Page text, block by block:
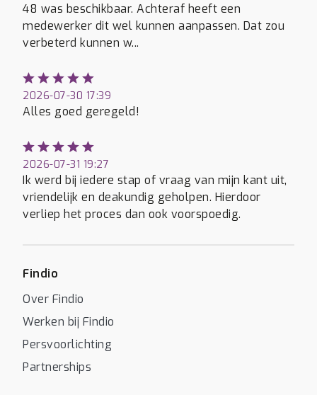
48 was beschikbaar. Achteraf heeft een
medewerker dit wel kunnen aanpassen. Dat zou
verbeterd kunnen w...
2026-07-30 17:39
Alles goed geregeld!
2026-07-31 19:27
Ik werd bij iedere stap of vraag van mijn kant uit,
vriendelijk en deakundig geholpen. Hierdoor
verliep het proces dan ook voorspoedig.
Findio
Over Findio
Werken bij Findio
Persvoorlichting
Partnerships